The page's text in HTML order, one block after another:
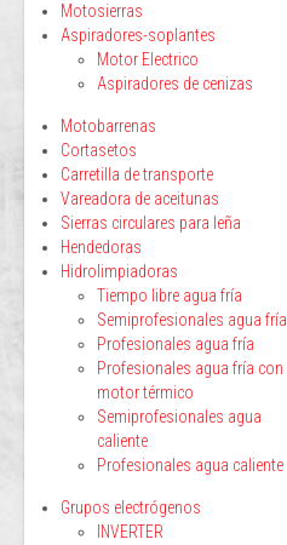
Motosierras
Aspiradores-soplantes
Motor Electrico
Aspiradores de cenizas
Motobarrenas
Cortasetos
Carretilla de transporte
Vareadora de aceitunas
Sierras circulares para leña
Hendedoras
Hidrolimpiadoras
Tiempo libre agua fría
Semiprofesionales agua fría
Profesionales agua fría
Profesionales agua fría con
motor térmico
Semiprofesionales agua
caliente
Profesionales agua caliente
Grupos electrógenos
INVERTER